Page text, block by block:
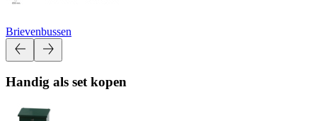
Brievenbussen
Handig als set kopen